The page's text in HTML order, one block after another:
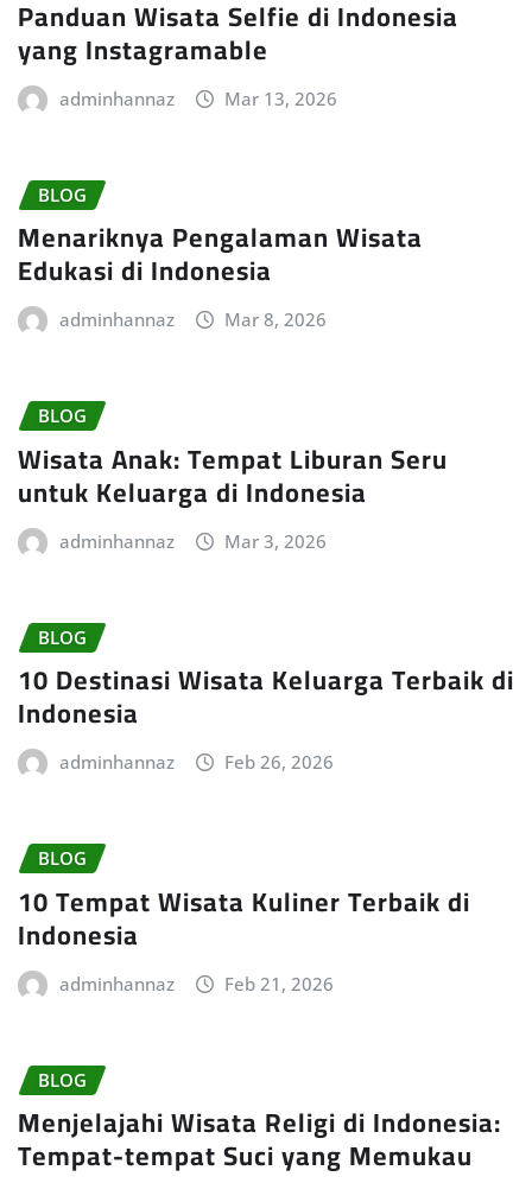
Panduan Wisata Selfie di Indonesia
yang Instagramable
adminhannaz Mar 13, 2026
BLOG
Menariknya Pengalaman Wisata
Edukasi di Indonesia
adminhannaz Mar 8, 2026
BLOG
Wisata Anak: Tempat Liburan Seru
untuk Keluarga di Indonesia
adminhannaz Mar 3, 2026
BLOG
10 Destinasi Wisata Keluarga Terbaik di
Indonesia
adminhannaz Feb 26, 2026
BLOG
10 Tempat Wisata Kuliner Terbaik di
Indonesia
adminhannaz Feb 21, 2026
BLOG
Menjelajahi Wisata Religi di Indonesia:
Tempat-tempat Suci yang Memukau